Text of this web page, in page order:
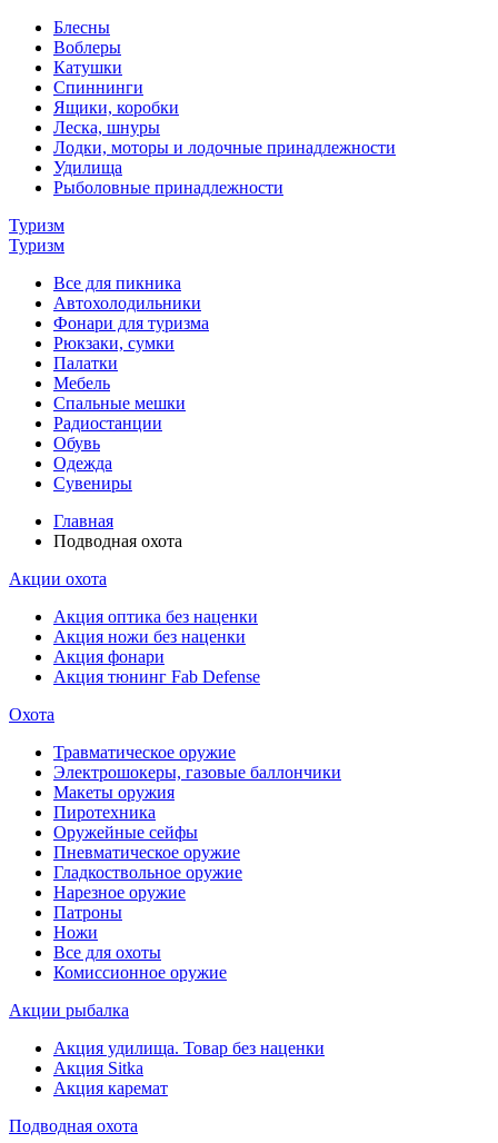
Блесны
Воблеры
Катушки
Спиннинги
Ящики, коробки
Леска, шнуры
Лодки, моторы и лодочные принадлежности
Удилища
Рыболовные принадлежности
Туризм
Туризм
Все для пикника
Автохолодильники
Фонари для туризма
Рюкзаки, сумки
Палатки
Мебель
Спальные мешки
Радиостанции
Обувь
Одежда
Сувениры
Главная
Подводная охота
Акции охота
Акция оптика без наценки
Акция ножи без наценки
Акция фонари
Акция тюнинг Fab Defense
Охота
Травматическое оружие
Электрошокеры, газовые баллончики
Макеты оружия
Пиротехника
Оружейные сейфы
Пневматическое оружие
Гладкоствольное оружие
Нарезное оружие
Патроны
Ножи
Все для охоты
Комиссионное оружие
Акции рыбалка
Акция удилища. Товар без наценки
Акция Sitka
Акция каремат
Подводная охота